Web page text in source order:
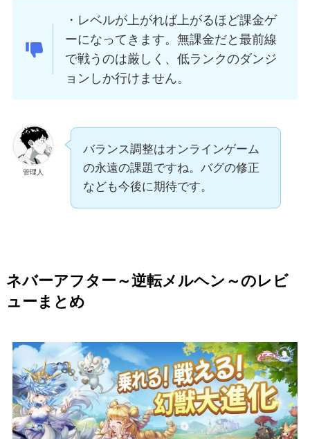
・レベルが上がれば上がるほど課金ゲ
ーになってきます。無課金だと最前線
で戦うのは厳しく、低ランクのダンジ
ョンしか行けません。
管理人
バランス調整はオンラインゲーム
の永遠の課題ですね。バグの修正
なども今後に期待です。
ネバーアフター～逆転メルヘン～のレビ
ューまとめ